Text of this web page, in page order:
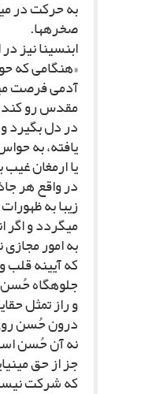
به حرکت در
صخره‏ها.
ابن‏سینا نیز
«هنگامى که
آدمى فرصت
مقدس رو کند
در دل بگیرد و
یافته، به
یا ارمغان غیب
در واقع هر
زیبا به
مى‏گردد و اگر
به امور
که آیینه قلب
جلوه‏گاه
و راز تمثل
درون حُسن
نه آن حُسن
جز از حق
که شرکت